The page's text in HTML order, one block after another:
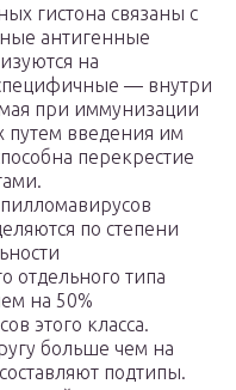
гистона связаны с
антигенные
на
— внутри
при иммунизации
путем введения им
перекрестие
по степени
отдельного типа
на 50%
этого класса.
больше чем на
подтипы.